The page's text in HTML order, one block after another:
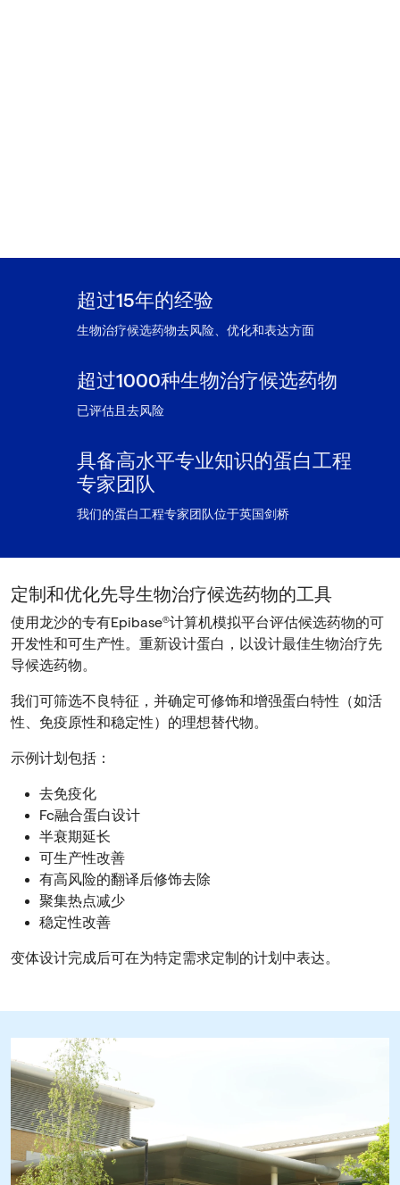
超过15年的经验
生物治疗候选药物去风险、优化和表达方面
超过1000种生物治疗候选药物
已评估且去风险
具备高水平专业知识的蛋白工程
专家团队
我们的蛋白工程专家团队位于英国剑桥
定制和优化先导生物治疗候选药物的工具
使用龙沙的专有Epibase®计算机模拟平台评估候选药物的可
开发性和可生产性。重新设计蛋白，以设计最佳生物治疗先
导候选药物。
我们可筛选不良特征，并确定可修饰和增强蛋白特性（如活
性、免疫原性和稳定性）的理想替代物。
示例计划包括：
去免疫化
Fc融合蛋白设计
半衰期延长
可生产性改善
有高风险的翻译后修饰去除
聚集热点减少
稳定性改善
变体设计完成后可在为特定需求定制的计划中表达。